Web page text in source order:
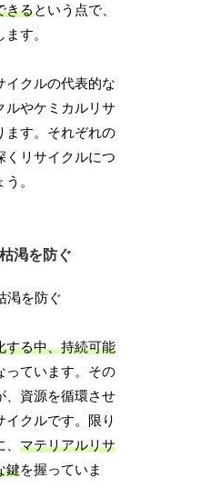
きるという点で、
す。
イクルの代表的な
ルやケミカルリサ
ます。それぞれの
くリサイクルにつ
。
渇を防ぐ
する中、持続可能
っています。その
、資源を循環させ
イクルです。限り
、マテリアルリサ
鍵を握っていま